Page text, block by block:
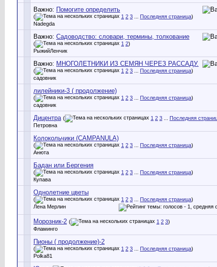
Важно: Помогите определить
( 1 2 3 Последняя страница)
Nadegda
Важно: Садоводство: словари, термины, толкование
( 1 2)
РыжийЛенчик
Важно: МНОГОЛЕТНИКИ ИЗ СЕМЯН ЧЕРЕЗ РАССАДУ.
( 1 2 3 Последняя страница)
садовник
лилейники-3 ( продолжение)
( 1 2 3 Последняя страница)
садовник
Дицентра ( 1 2 3
Последняя
Петровна
Колокольчики (CAMPANULA)
( 1 2 3 Последняя страница)
Анюта
Бадан или Бергения
( 1 2 3 Последняя страница)
Купава
Однолетние цветы
( 1 2 3 Последняя страница)
Лена Мерлин
Морозник-2 ( 1 2 3)
Фламинго
Пионы ( продолжение)-2
( 1 2 3 Последняя страница)
Polka81